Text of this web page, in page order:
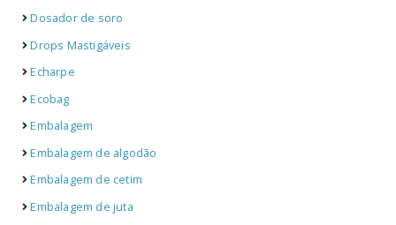
Dosador de soro
Drops Mastigáveis
Echarpe
Ecobag
Embalagem
Embalagem de algodão
Embalagem de cetim
Embalagem de juta